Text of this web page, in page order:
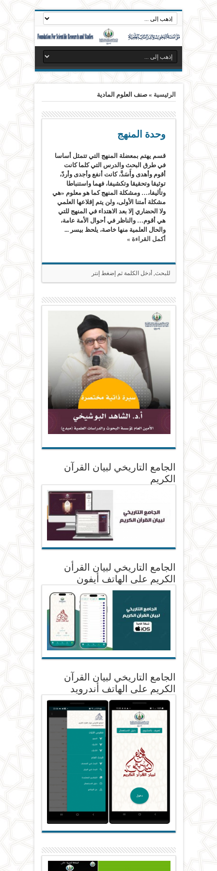
الرئيسية »صنف العلوم المادية
وحدة المنهج
قسم يهتم بمعضلة المنهج التي تتمثل أساسا
في طرق البحث والدرس التي كلما كانت
أقوم وأهدى وأَسَدَّ، كانت أنفع وأجدى وأردّ،
توثيقا وتحقيقا وتكشيفا، فهما واستنباطا
وتأليفا،… ومشكلة المنهج كما هو معلوم «هي
مشكلة أمتنا الأولى، ولن يتم إقلاعها العلمي
ولا الحضاري إلا بعد الاهتداء في المنهج للتي
هي أقوم… والناظر في أحوال الأمة عامة،
والحال العلمية منها خاصة، يلحظ بيسر ...
أكمل القراءة »
الجامع التاريخي لبيان القرآن
الكريم
الجامع التاريخي لبيان القرأن
الكريم على الهاتف أيفون
الجامع التاريخي لبيان القرآن
الكريم على الهاتف أندرويد